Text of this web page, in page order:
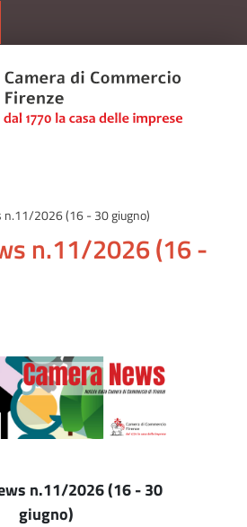
n.11/2026 (16 - 30 giugno)
n.11/2026 (16 -
n.11/2026 (16 - 30
giugno)